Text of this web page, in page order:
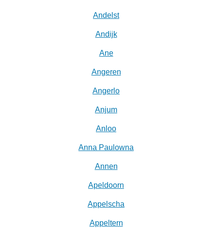
Andelst
Andijk
Ane
Angeren
Angerlo
Anjum
Anloo
Anna Paulowna
Annen
Apeldoorn
Appelscha
Appeltern